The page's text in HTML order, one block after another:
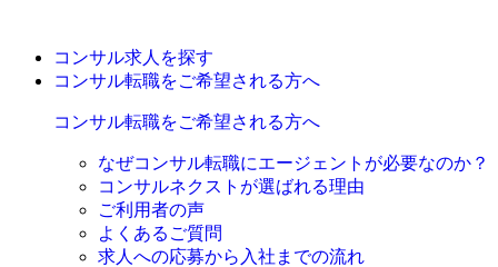
コンサル求人を探す
コンサル転職をご希望される方へ
コンサル転職をご希望される方へ
なぜコンサル転職にエージェントが必要なのか？
コンサルネクストが選ばれる理由
ご利用者の声
よくあるご質問
求人への応募から入社までの流れ